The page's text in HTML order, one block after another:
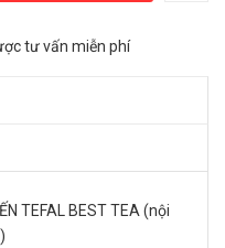
tư vấn miễn phí
TEFAL BEST TEA (nội